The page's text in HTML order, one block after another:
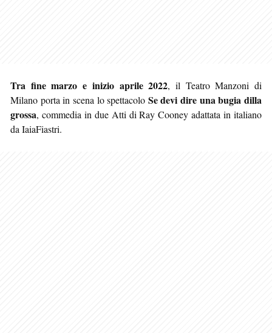
Tra fine marzo e inizio aprile 2022, il Teatro Manzoni di
Milano porta in scena lo spettacolo Se devi dire una bugia dilla
grossa, commedia in due Atti di Ray Cooney adattata in italiano
da IaiaFiastri.